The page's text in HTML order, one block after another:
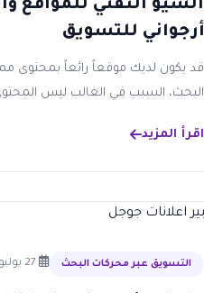
السيو التقني للمواقع
أرجواني للتسويق
قد يكون لديك موقعاً رائعاً بمحتوى
البحث، السبب في الغالب ليس
اقرأ المزيد
التسويق عبر محركات البحث